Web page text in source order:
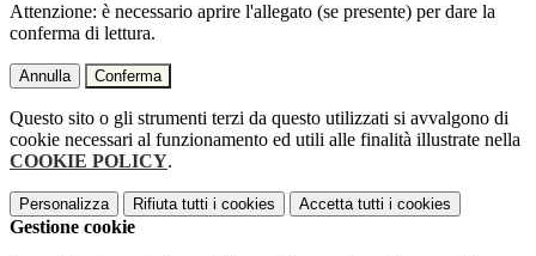
Attenzione: è necessario aprire l'allegato (se presente) per dare la
conferma di lettura.
Annulla Conferma
Questo sito o gli strumenti terzi da questo utilizzati si avvalgono di
cookie necessari al funzionamento ed utili alle finalità illustrate nella
COOKIE POLICY.
Personalizza Rifiuta tutti i cookies Accetta tutti i cookies
Gestione cookie